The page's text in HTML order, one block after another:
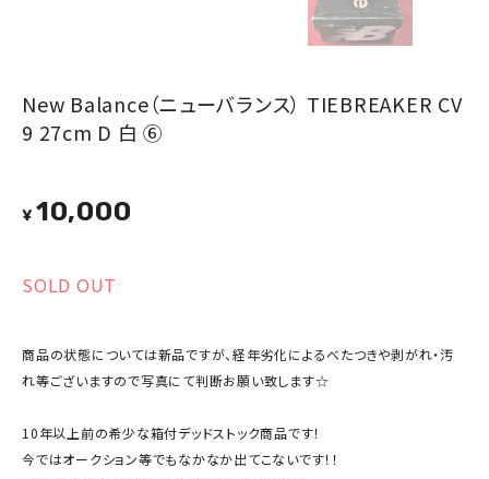
New Balance（ニューバランス） TIEBREAKER CV
9 27cm D 白 ⑥
¥10,000
SOLD OUT
商品の状態については新品ですが、経年劣化によるべたつきや剥がれ・汚
れ等ございますので写真にて判断お願い致します☆
10年以上前の希少な箱付デッドストック商品です！
今ではオークション等でもなかなか出てこないです！！